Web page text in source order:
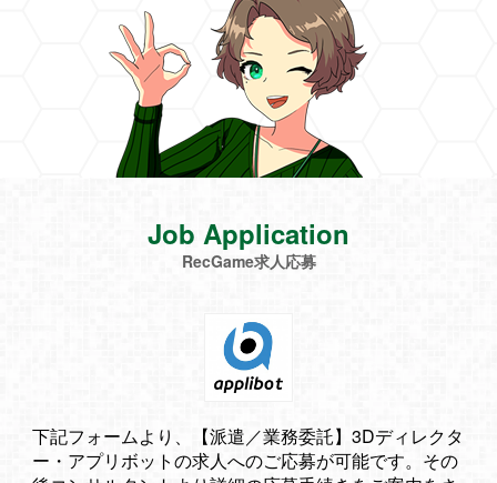
Job Application
RecGame求人応募
下記フォームより、【派遣／業務委託】3Dディレクタ
ー・アプリボットの求人へのご応募が可能です。その